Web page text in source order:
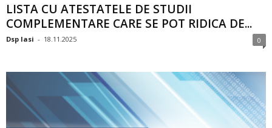
LISTA CU ATESTATELE DE STUDII
COMPLEMENTARE CARE SE POT RIDICA DE...
Dsp Iasi - 18.11.2025 0